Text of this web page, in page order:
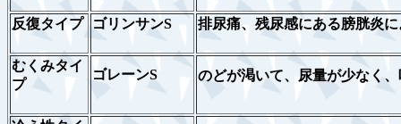
反復タイプ ゴリンサンS 排尿痛、残尿感にある膀胱炎
むくみタイ
プ
ゴレーンS のどが渇いて、尿量が少なく